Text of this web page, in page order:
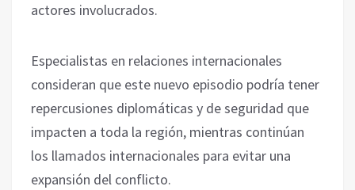
actores involucrados.
Especialistas en relaciones internacionales
consideran que este nuevo episodio podría tener
repercusiones diplomáticas y de seguridad que
impacten a toda la región, mientras continúan
los llamados internacionales para evitar una
expansión del conflicto.